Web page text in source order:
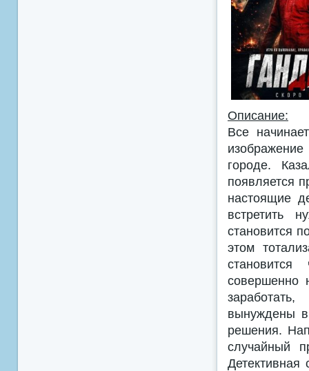
Описание:
Все
городе.
появляется
настоящие
встретить
становится
этом
совершенно
вынуждены
решения.
случайный
Детективная